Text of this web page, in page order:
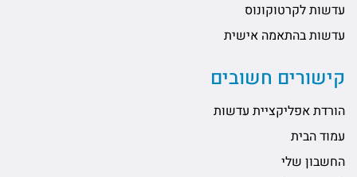
עדשות לקרטוקונוס
עדשות בהתאמה אישית
קישורים חשובים
הורדת אפליקציית עדשות
עמוד הבית
החשבון שלי